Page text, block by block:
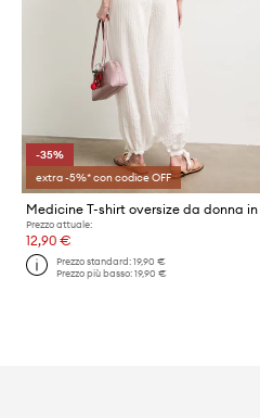
-35%
extra -5%* con codice OFF
Prezzo attuale:
12,90 €
Prezzo standard:19,90 €
Prezzo più basso:19,90 €